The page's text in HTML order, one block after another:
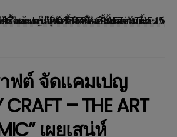
ฟต์ จัดแคมเปญ
CRAFT – THE ART
เผยเสน่ห์